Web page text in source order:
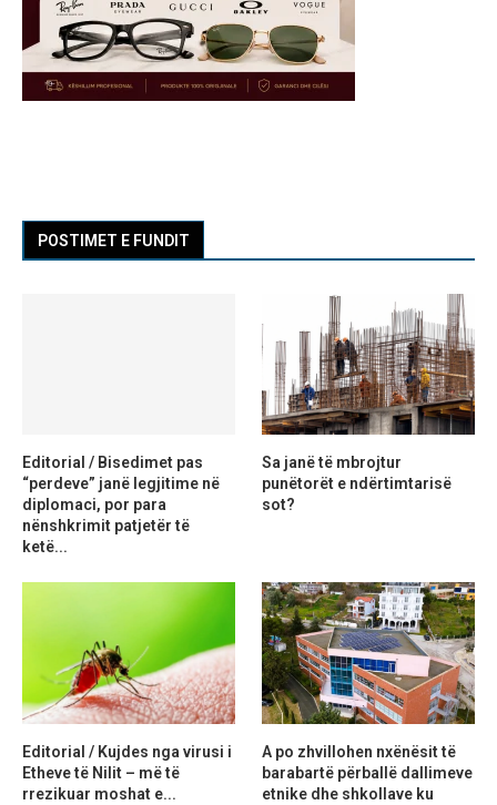
POSTIMET E FUNDIT
Editorial / Bisedimet pas
“perdeve” janë legjitime në
diplomaci, por para
nënshkrimit patjetër të
ketë...
Sa janë të mbrojtur
punëtorët e ndërtimtarisë
sot?
Editorial / Kujdes nga virusi i
Etheve të Nilit – më të
rrezikuar moshat e...
A po zhvillohen nxënësit të
barabartë përballë dallimeve
etnike dhe shkollave ku